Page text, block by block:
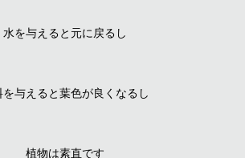
水を与えると元に戻るし
を与えると葉色が良くなるし
植物は素直です